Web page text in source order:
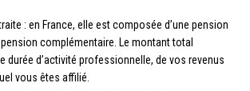
: en France, elle est composée d’une pension
pension complémentaire. Le montant total
durée d’activité professionnelle, de vos revenus
vous êtes affilié.